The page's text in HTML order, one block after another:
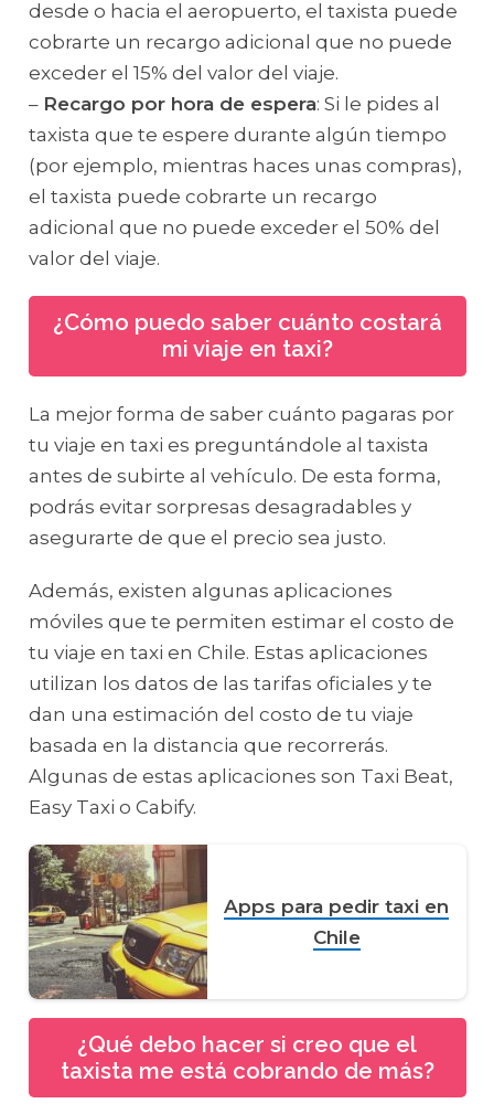
desde o hacia el aeropuerto, el taxista puede
cobrarte un recargo adicional que no puede
exceder el 15% del valor del viaje.
– Recargo por hora de espera: Si le pides al
taxista que te espere durante algún tiempo
(por ejemplo, mientras haces unas compras),
el taxista puede cobrarte un recargo
adicional que no puede exceder el 50% del
valor del viaje.
¿Cómo puedo saber cuánto costará
mi viaje en taxi?
La mejor forma de saber cuánto pagaras por
tu viaje en taxi es preguntándole al taxista
antes de subirte al vehículo. De esta forma,
podrás evitar sorpresas desagradables y
asegurarte de que el precio sea justo.
Además, existen algunas aplicaciones
móviles que te permiten estimar el costo de
tu viaje en taxi en Chile. Estas aplicaciones
utilizan los datos de las tarifas oficiales y te
dan una estimación del costo de tu viaje
basada en la distancia que recorrerás.
Algunas de estas aplicaciones son Taxi Beat,
Easy Taxi o Cabify.
Apps para pedir taxi en
Chile
¿Qué debo hacer si creo que el
taxista me está cobrando de más?